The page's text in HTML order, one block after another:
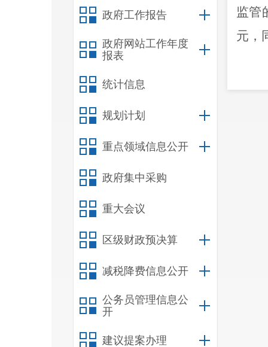
政府工作报告
政府网站工作年度
报表
统计信息
规划计划
重点领域信息公开
政府集中采购
重大会议
区级财政预决算
减税降费信息公开
公务员管理信息公
开
建议提案办理
监管
元，